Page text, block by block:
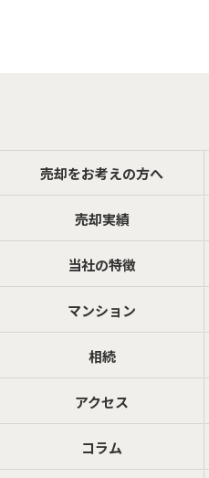
売却をお考えの方へ
売却実績
当社の特徴
マンション
相続
アクセス
コラム